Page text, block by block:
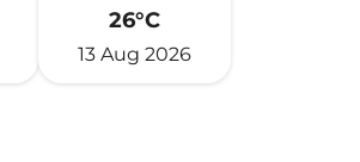
26°C
13 Aug 2026